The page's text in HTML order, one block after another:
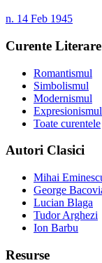
n. 14 Feb 1945
Curente Literare
Romantismul
Simbolismul
Modernismul
Expresionismul
Toate curentele
Autori Clasici
Mihai
George
Lucian Blaga
Tudor Arghezi
Ion Barbu
Resurse